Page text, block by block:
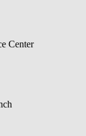
Center